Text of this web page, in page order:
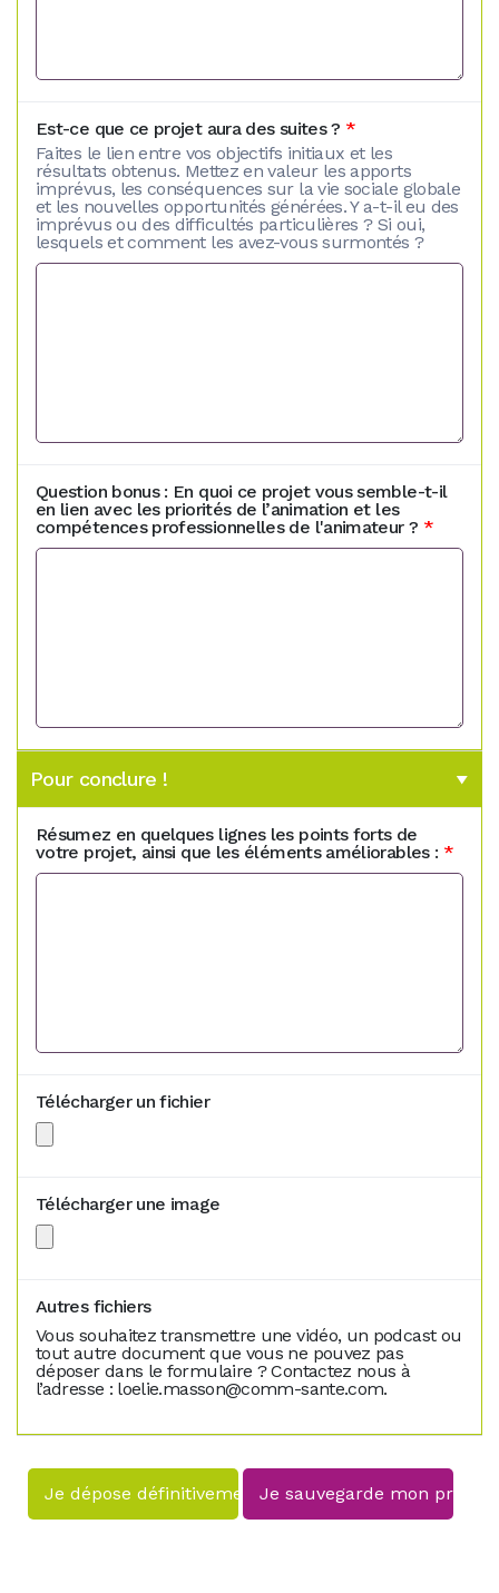
Est-ce que ce projet aura des suites ? *
Faites le lien entre vos objectifs initiaux et les
résultats obtenus. Mettez en valeur les apports
imprévus, les conséquences sur la vie sociale globale
et les nouvelles opportunités générées. Y a-t-il eu des
imprévus ou des difficultés particulières ? Si oui,
lesquels et comment les avez-vous surmontés ?
Question bonus : En quoi ce projet vous semble-t-il
en lien avec les priorités de l’animation et les
compétences professionnelles de l'animateur ? *
Pour conclure !
Résumez en quelques lignes les points forts de
votre projet, ainsi que les éléments améliorables : *
Télécharger un fichier
Télécharger une image
Autres fichiers
Vous souhaitez transmettre une vidéo, un podcast ou
tout autre document que vous ne pouvez pas
déposer dans le formulaire ? Contactez nous à
l’adresse : loelie.masson@comm-sante.com.